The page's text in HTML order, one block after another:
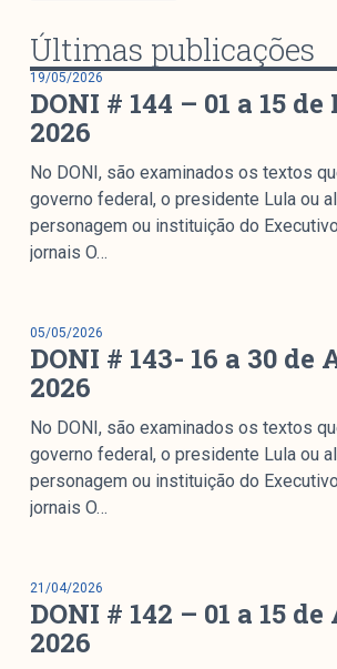
O Manchetômetro é um site de
cobertura da grande mídia sobre temas
política produzido pelo Laboratório de
Diretório de Grupos de Pesquisa do
no Instituto de Estudos Sociais e
Universidade do Estado do Rio de
Manchetômetro não tem filiação com
Institucional
Nossa História
Missão
Equipe
Na Mídia
Parcerias
Últimas publicações
19/05/2026
DONI # 144 – 01 a 15
2026
No DONI, são examinados os textos
governo federal, o presidente Lula ou
personagem ou instituição do
jornais O…
05/05/2026
DONI # 143- 16 a 30 de
2026
No DONI, são examinados os textos
governo federal, o presidente Lula ou
personagem ou instituição do
jornais O…
21/04/2026
DONI # 142 – 01 a 15
2026